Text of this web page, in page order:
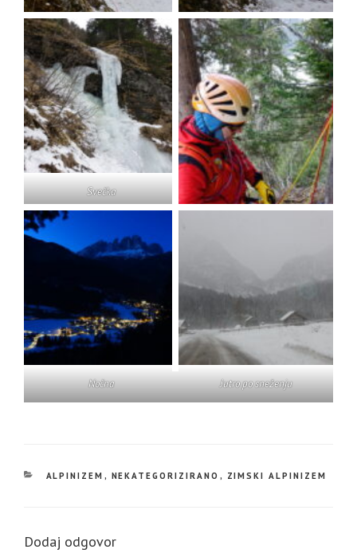
Svečka
Nočna Jutro po sneženju
KATEGORIJE
ALPINIZEM , NEKATEGORIZIRANO , ZIMSKI ALPINIZEM
Dodaj odgovor